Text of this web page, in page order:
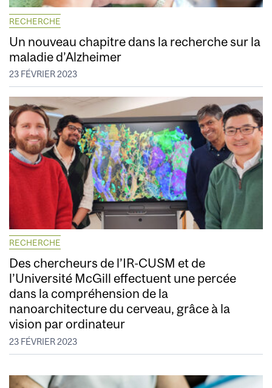
RECHERCHE
Un nouveau chapitre dans la recherche sur la
maladie d’Alzheimer
23 FÉVRIER 2023
RECHERCHE
Des chercheurs de l’IR-CUSM et de
l’Université McGill effectuent une percée
dans la compréhension de la
nanoarchitecture du cerveau, grâce à la
vision par ordinateur
23 FÉVRIER 2023